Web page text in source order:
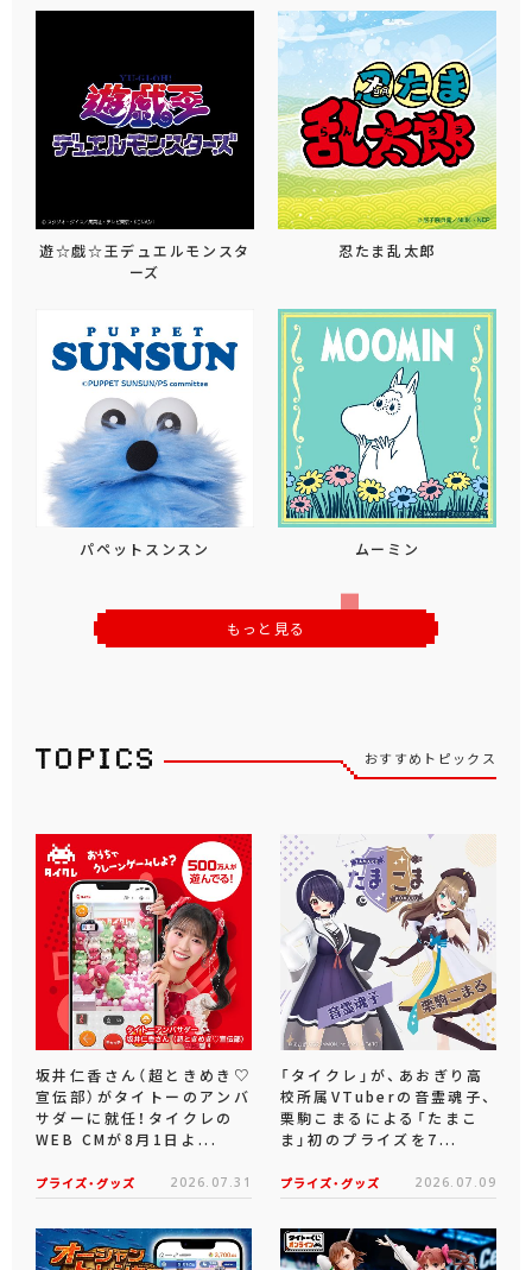
遊☆戯☆王デュエルモンスタ
ーズ
忍たま乱太郎
パペットスンスン ムーミン
もっと見る
おすすめトピックス
坂井仁香さん（超ときめき♡
宣伝部）がタイトーのアンバ
サダーに就任！タイクレの
WEB CMが8月1日よ...
プライズ・グッズ 2026.07.31
「タイクレ」が、あおぎり高
校所属VTuberの音霊魂子、
栗駒こまるによる「たまこ
ま」初のプライズを7...
プライズ・グッズ 2026.07.09